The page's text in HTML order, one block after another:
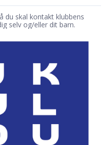
du skal kontakt klubbens
selv og/eller dit barn.